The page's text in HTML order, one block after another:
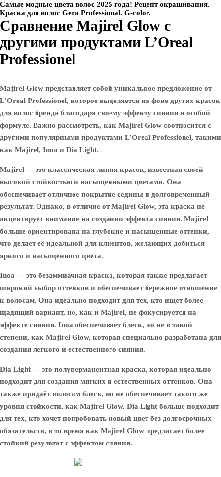
Самые модные цвета волос 2025 года! Рецепт окрашивания.
Краска для волос Gera Professional. G-color.
Сравнение Majirel Glow с
другими продуктами L’Oreal
Professionel
Majirel Glow представляет собой уникальное предложение от
L’Oreal Professionel, которое выделяется на фоне других красок
для волос бренда благодаря своему эффекту сияния и особой
формуле. Важно рассмотреть, как Majirel Glow соотносится с
другими популярными продуктами L’Oreal Professionel, такими
как Majirel, Inoa и Dia Light.
Majirel — это классическая линия красок, известная своей
высокой стойкостью и насыщенными цветами. Она
обеспечивает отличное покрытие седины и долговременный
результат. Однако, в отличие от Majirel Glow, эта краска не
акцентирует внимание на создании эффекта сияния. Majirel
больше ориентирована на глубокие и насыщенные оттенки,
что делает её идеальной для клиентов, желающих добиться
яркого и насыщенного цвета.
Inoa — это безаммиачная краска, которая также предлагает
широкий выбор оттенков и обеспечивает бережное отношение
к волосам. Она идеально подходит для тех, кто ищет более
щадящий вариант, но, как и Majirel, не фокусируется на
эффекте сияния. Inoa обеспечивает блеск, но не в такой
степени, как Majirel Glow, которая специально разработана для
создания легкого и естественного сияния.
Dia Light — это полуперманентная краска, которая идеально
подходит для создания мягких и естественных оттенков. Она
также придаёт волосам блеск, но не обеспечивает такого же
уровня стойкости, как Majirel Glow. Dia Light больше подходит
для тех, кто хочет попробовать новый цвет без долгосрочных
обязательств, в то время как Majirel Glow предлагает более
стойкий результат с эффектом сияния.